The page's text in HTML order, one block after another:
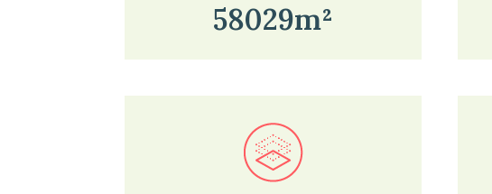
58029m²
Bekijk in onze kaartviewer